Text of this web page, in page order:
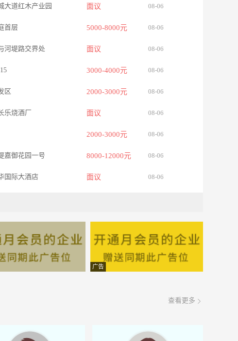
大道红木产业园 面议 08-06
首层 5000-8000元 08-06
河堤路交界处 面议 08-06
3000-4000元 08-06
区 2000-3000元 08-06
乐烧酒厂 面议 08-06
2000-3000元 08-06
嘉御花园一号 8000-12000元 08-06
国际大酒店 面议 08-06
园601-602室 3000-4000元 08-06
场 2000-3000元 08-06
广告
查看更多